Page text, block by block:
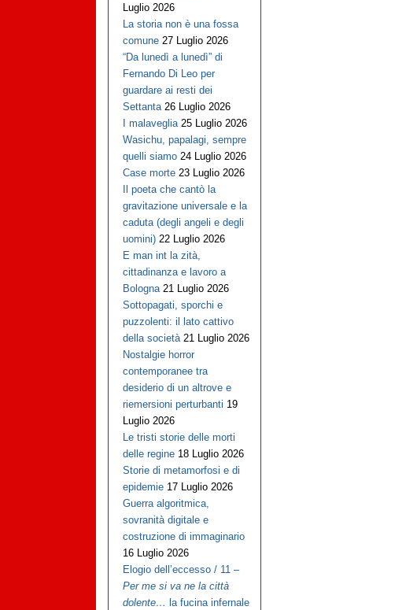
Luglio 2026
La storia non è una fossa
comune 27 Luglio 2026
“Da lunedì a lunedì” di
Fernando Di Leo per
guardare ai resti dei
Settanta 26 Luglio 2026
I malaveglia 25 Luglio 2026
Wasichu, papalagi, sempre
quelli siamo 24 Luglio 2026
Case morte 23 Luglio 2026
Il poeta che cantò la
gravitazione universale e la
caduta (degli angeli e degli
uomini) 22 Luglio 2026
E man int la zità,
cittadinanza e lavoro a
Bologna 21 Luglio 2026
Sottopagati, sporchi e
puzzolenti: il lato cattivo
della società 21 Luglio 2026
Nostalgie horror
contemporanee tra
desiderio di un altrove e
riemersioni perturbanti 19
Luglio 2026
Le tristi storie delle morti
delle regine 18 Luglio 2026
Storie di metamorfosi e di
epidemie 17 Luglio 2026
Guerra algoritmica,
sovranità digitale e
costruzione di immaginario
16 Luglio 2026
Elogio dell’eccesso / 11 –
Per me si va ne la città
dolente… la fucina infernale